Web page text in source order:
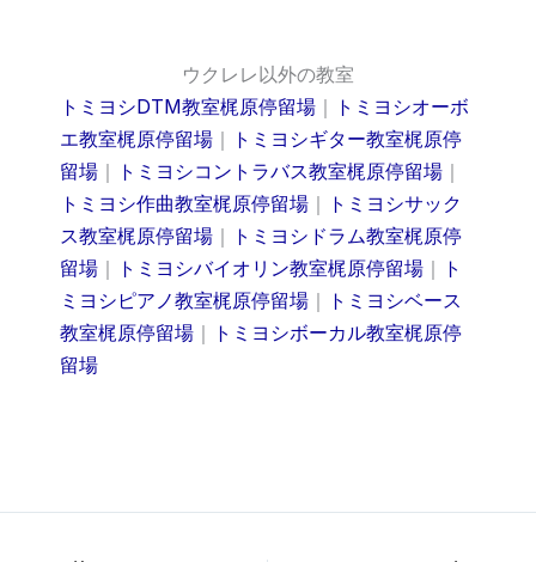
ウクレレ以外の教室
トミヨシDTM教室梶原停留場 ｜ トミヨシオーボ
エ教室梶原停留場 ｜ トミヨシギター教室梶原停
留場 ｜ トミヨシコントラバス教室梶原停留場 ｜
トミヨシ作曲教室梶原停留場 ｜ トミヨシサック
ス教室梶原停留場 ｜ トミヨシドラム教室梶原停
留場 ｜ トミヨシバイオリン教室梶原停留場 ｜ ト
ミヨシピアノ教室梶原停留場 ｜ トミヨシベース
教室梶原停留場 ｜ トミヨシボーカル教室梶原停
留場